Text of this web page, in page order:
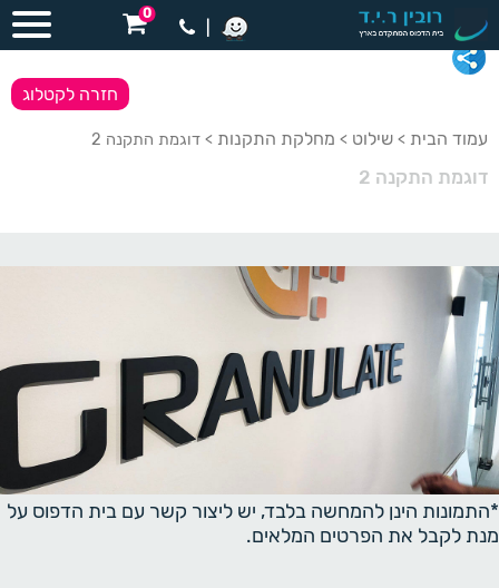
0
עמוד הבית > שילוט > מחלקת התקנות > דוגמת התקנה 2
דוגמת התקנה 2
חזרה לקטלוג
*התמונות הינן להמחשה בלבד, יש ליצור קשר עם בית הדפוס על
מנת לקבל את הפרטים המלאים.